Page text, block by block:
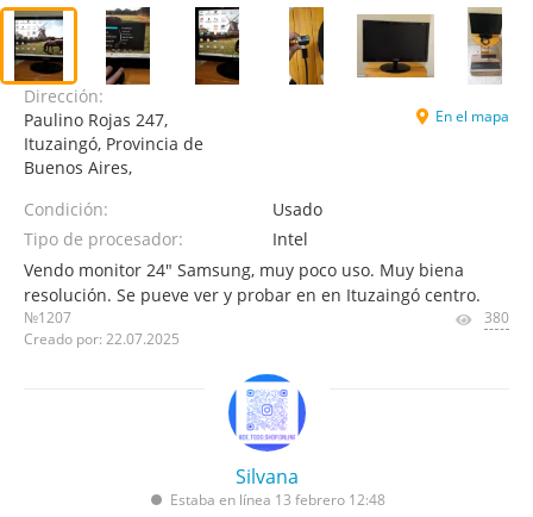
Dirección:
Paulino Rojas 247,
Ituzaingó, Provincia de
Buenos Aires,
En el mapa
Condición:
Usado
Tipo de procesador:
Intel
Vendo monitor 24" Samsung, muy poco uso. Muy biena
resolución. Se pueve ver y probar en en Ituzaingó centro.
№1207
Creado por: 22.07.2025
380
Silvana
Estaba en línea 13 febrero 12:48